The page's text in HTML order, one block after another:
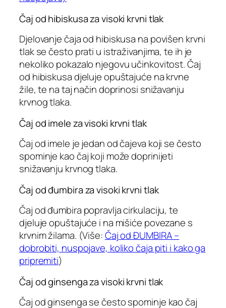
Čaj od hibiskusa za visoki krvni tlak
Djelovanje čaja od hibiskusa na povišen krvni
tlak se često prati u istraživanjima, te ih je
nekoliko pokazalo njegovu učinkovitost. Čaj
od hibiskusa djeluje opuštajuće na krvne
žile, te na taj način doprinosi snižavanju
krvnog tlaka.
Čaj od imele za visoki krvni tlak
Čaj od imele je jedan od čajeva koji se često
spominje kao čaj koji može doprinijeti
snižavanju krvnog tlaka.
Čaj od đumbira za visoki krvni tlak
Čaj od đumbira popravlja cirkulaciju, te
djeluje opuštajuće i na mišiće povezane s
krvnim žilama. (Više:Čaj od ĐUMBIRA –
dobrobiti, nuspojave, koliko čaja piti i kako ga
pripremiti)
Čaj od ginsenga za visoki krvni tlak
Čaj od ginsenga se često spominje kao čaj